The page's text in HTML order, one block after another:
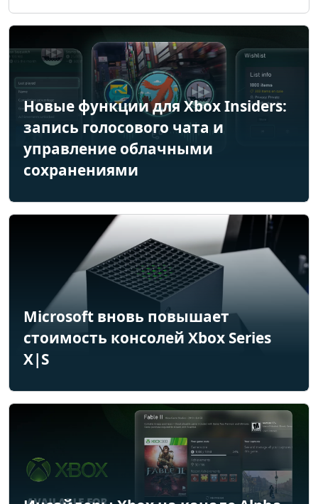
Новые функции для Xbox Insiders:
запись голосового чата и
управление облачными
сохранениями
Microsoft вновь повышает
стоимость консолей Xbox Series
X|S